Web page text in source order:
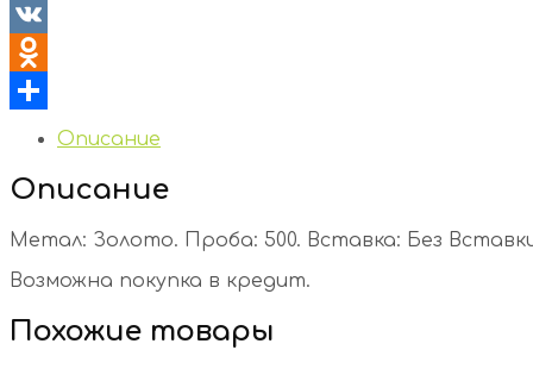
Twitter
VK
Odnoklassniki
Отправить
Описание
Описание
Метал: Золото. Проба: 500. Вставка: Без
Возможна покупка в кредит.
Похожие товары